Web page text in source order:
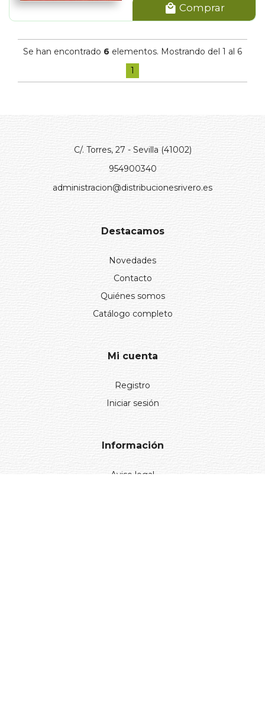
Comprar
Se han encontrado 6 elementos. Mostrando del 1 al 6
1
C/. Torres, 27 - Sevilla (41002)
954900340
administracion@distribucionesrivero.es
Destacamos
Novedades
Contacto
Quiénes somos
Catálogo completo
Mi cuenta
Registro
Iniciar sesión
Información
Aviso legal